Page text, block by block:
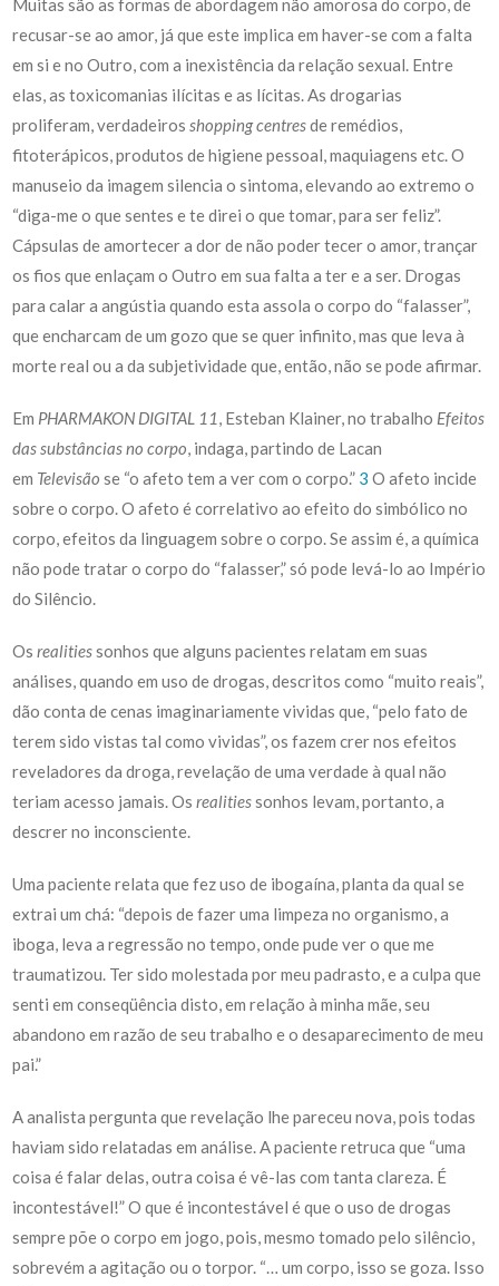
Muitas são as formas de abordagem não amorosa do corpo, de
recusar-se ao amor, já que este implica em haver-se com a falta
em si e no Outro, com a inexistência da relação sexual. Entre
elas, as toxicomanias ilícitas e as lícitas. As drogarias
proliferam, verdadeirosshopping centresde remédios,
fitoterápicos, produtos de higiene pessoal, maquiagens etc. O
manuseio da imagem silencia o sintoma, elevando ao extremo o
“diga-me o que sentes e te direi o que tomar, para ser feliz”.
Cápsulas de amortecer a dor de não poder tecer o amor, trançar
os fios que enlaçam o Outro em sua falta a ter e a ser. Drogas
para calar a angústia quando esta assola o corpo do “falasser”,
que encharcam de um gozo que se quer infinito, mas que leva à
morte real ou a da subjetividade que, então, não se pode afirmar.
Em PHARMAKON DIGITAL 11, Esteban Klainer, no trabalho Efeitos
das substâncias no corpo, indaga, partindo de Lacan
em Televisão se “o afeto tem a ver com o corpo.” 3 O afeto incide
sobre o corpo. O afeto é correlativo ao efeito do simbólico no
corpo, efeitos da linguagem sobre o corpo. Se assim é, a química
não pode tratar o corpo do “falasser,” só pode levá-lo ao Império
do Silêncio.
Osrealitiessonhos que alguns pacientes relatam em suas
análises, quando em uso de drogas, descritos como “muito reais”,
dão conta de cenas imaginariamente vividas que, “pelo fato de
terem sido vistas tal como vividas”, os fazem crer nos efeitos
reveladores da droga, revelação de uma verdade à qual não
teriam acesso jamais. Osrealitiessonhos levam, portanto, a
descrer no inconsciente.
Uma paciente relata que fez uso de ibogaína, planta da qual se
extrai um chá: “depois de fazer uma limpeza no organismo, a
iboga, leva a regressão no tempo, onde pude ver o que me
traumatizou. Ter sido molestada por meu padrasto, e a culpa que
senti em conseqüência disto, em relação à minha mãe, seu
abandono em razão de seu trabalho e o desaparecimento de meu
pai.”
A analista pergunta que revelação lhe pareceu nova, pois todas
haviam sido relatadas em análise. A paciente retruca que “uma
coisa é falar delas, outra coisa é vê-las com tanta clareza. É
incontestável!” O que é incontestável é que o uso de drogas
sempre põe o corpo em jogo, pois, mesmo tomado pelo silêncio,
sobrevém a agitação ou o torpor. “… um corpo, isso se goza. Isso